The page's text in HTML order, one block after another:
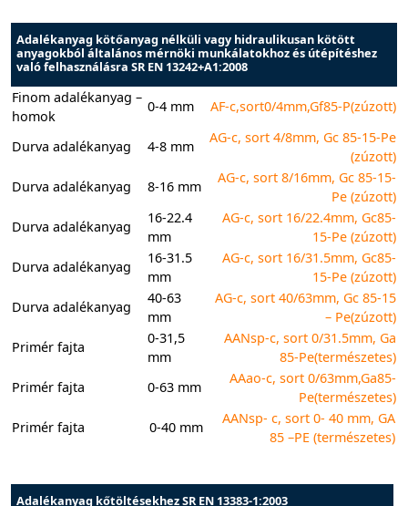
Adalékanyag kötőanyag nélküli vagy hidraulikusan kötött
anyagokból általános mérnöki munkálatokhoz és útépítéshez
való felhasználásra SR EN 13242+A1:2008
Finom adalékanyag –
homok
0-4 mm AF-c,sort0/4mm,Gf85-P(zúzott)
Durva adalékanyag 4-8 mm
AG-c, sort 4/8mm, Gc 85-15-Pe
(zúzott)
Durva adalékanyag
8-16 mm
AG-c, sort 8/16mm, Gc 85-15-
Pe (zúzott)
Durva adalékanyag
16-22.4
mm
AG-c, sort 16/22.4mm, Gc85-
15-Pe (zúzott)
Durva adalékanyag
16-31.5
mm
AG-c, sort 16/31.5mm, Gc85-
15-Pe (zúzott)
Durva adalékanyag
40-63
mm
AG-c, sort 40/63mm, Gc 85-15
– Pe(zúzott)
Primér fajta
0-31,5
mm
AANsp-c, sort 0/31.5mm, Ga
85-Pe(természetes)
Primér fajta
0-63 mm
AAao-c, sort 0/63mm,Ga85-
Pe(természetes)
Primér fajta
0-40 mm
AANsp- c, sort 0- 40 mm, GA
85 –PE (természetes)
Adalékanyag kőtöltésekhez SR EN 13383-1:2003